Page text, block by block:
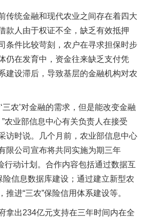
传统金融和现代农业之间存在着四大
款人由于权证不全，缺乏有效抵押
条件比较苛刻，农户在寻求担保时步
仍在发育中，资金往来缺乏支付凭
建设滞后，导致基层的金融机构对农
三农’对金融的需求，但是能改变金融
”农业部信息中心有关负责人在接受
访时说。几个月前，农业部信息中心
限公司宣布将共同实施为期三年
行动计划。合作内容包括通过数据互
险信息数据库建设；通过建立新型农
进“三农”保险信用体系建设等。
拿出234亿元支持在三年时间内在全